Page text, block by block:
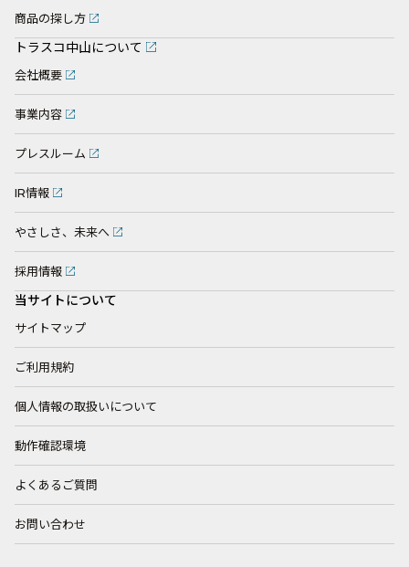
商品の探し方
トラスコ中山について
会社概要
事業内容
プレスルーム
IR情報
やさしさ、未来へ
採用情報
当サイトについて
サイトマップ
ご利用規約
個人情報の取扱いについて
動作確認環境
よくあるご質問
お問い合わせ